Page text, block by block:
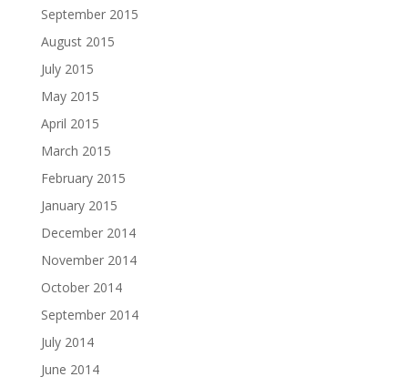
September 2015
August 2015
July 2015
May 2015
April 2015
March 2015
February 2015
January 2015
December 2014
November 2014
October 2014
September 2014
July 2014
June 2014